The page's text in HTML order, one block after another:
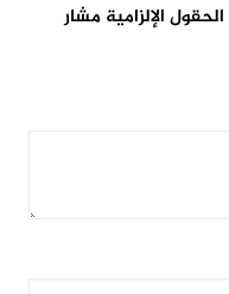
الحقول الإلزامية مشار